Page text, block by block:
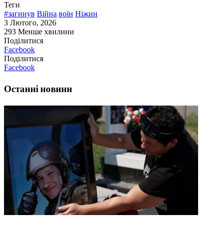
Теги
#загинув Війна воїн Ніжин
3 Лютого, 2026
293 Менше хвилини
Поділитися
Facebook
Поділитися
Facebook
Останні новини